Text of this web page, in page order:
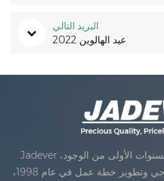
البريد التالي
2022 عيد الهالوين
Jadever تأسست في يوليو، 1986. خلال السنوات الأولى من الوجود،
تقدمت شركتنا في الابتكار التكنولوجي وتطوير خطة عمل في عام 1998،